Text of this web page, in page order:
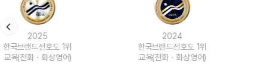
한국브랜드선호도 1위
교육(전화ㆍ화상영어)
한국브랜드선호도 1위
교육(전화ㆍ화상영어)